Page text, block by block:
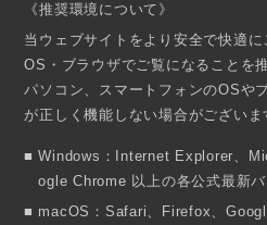
《推奨環境について》
当ウェブサイトをより安全で快適
OS・ブラウザでご覧になることを
パソコン、スマートフォンのOSや
が正しく機能しない場合がございま
Windows：Internet Explorer、
ogle Chrome 以上の各公式最新
macOS：Safari、Firefox、